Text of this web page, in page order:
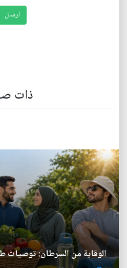
ذات
الوقاية من السرطان: توصيات